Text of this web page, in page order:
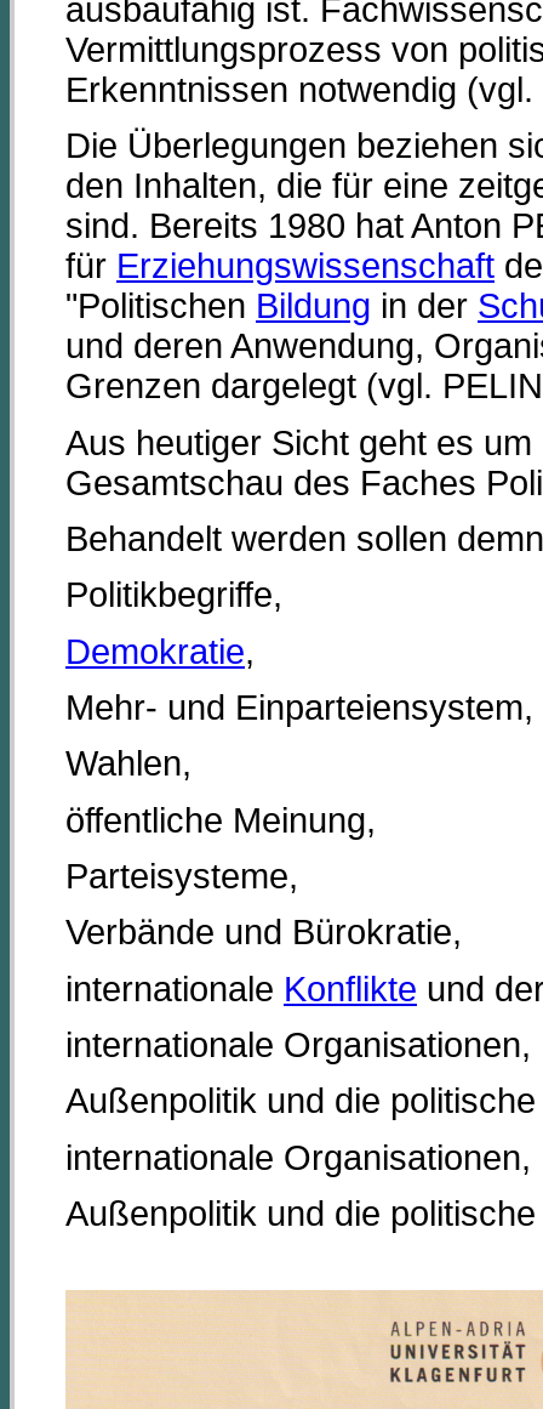
ausbaufähig ist.
Vermittlungsprozess von
Erkenntnissen notwendig
Die Überlegungen beziehen
den Inhalten, die für eine
sind. Bereits 1980 hat Anton
für Erziehungswissenschaft
"Politischen Bildung in der
und deren Anwendung,
Grenzen dargelegt (vgl.
Aus heutiger Sicht geht es
Gesamtschau des Faches
Behandelt werden sollen
Politikbegriffe,
Demokratie,
Mehr- und Einparteiensystem,
Wahlen,
öffentliche Meinung,
Parteisysteme,
Verbände und Bürokratie,
internationale Konflikte und
internationale Organisationen,
Außenpolitik und die
internationale Organisationen,
Außenpolitik und die